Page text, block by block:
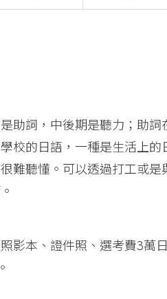
助詞，中後期是聽力；助詞
校的日語，一種是生活上的
難聽懂。可以透過打工或是
影本、證件照、選考費3萬日